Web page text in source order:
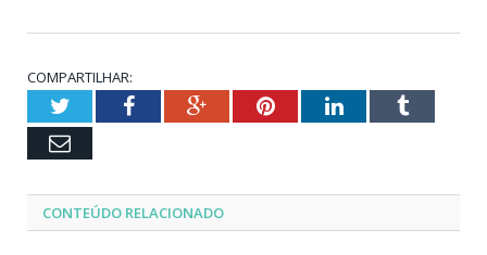
COMPARTILHAR:
TwitterFacebookGoogle+PinterestLinkedInTumblr
Email
CONTEÚDO RELACIONADO